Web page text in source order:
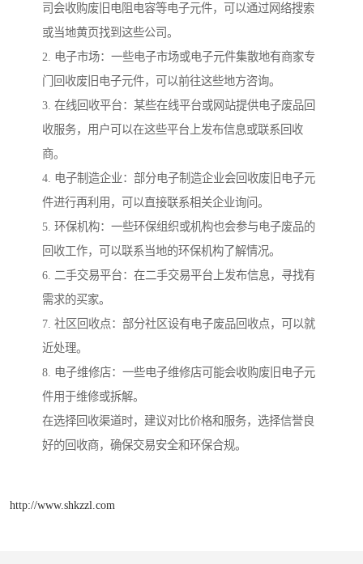
司会收购废旧电阻电容等电子元件，可以通过网络搜索
或当地黄页找到这些公司。
2. 电子市场：一些电子市场或电子元件集散地有商家专
门回收废旧电子元件，可以前往这些地方咨询。
3. 在线回收平台：某些在线平台或网站提供电子废品回
收服务，用户可以在这些平台上发布信息或联系回收
商。
4. 电子制造企业：部分电子制造企业会回收废旧电子元
件进行再利用，可以直接联系相关企业询问。
5. 环保机构：一些环保组织或机构也会参与电子废品的
回收工作，可以联系当地的环保机构了解情况。
6. 二手交易平台：在二手交易平台上发布信息，寻找有
需求的买家。
7. 社区回收点：部分社区设有电子废品回收点，可以就
近处理。
8. 电子维修店：一些电子维修店可能会收购废旧电子元
件用于维修或拆解。
在选择回收渠道时，建议对比价格和服务，选择信誉良
好的回收商，确保交易安全和环保合规。
http://www.shkzzl.com